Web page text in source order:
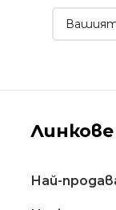
Линкове
Най-